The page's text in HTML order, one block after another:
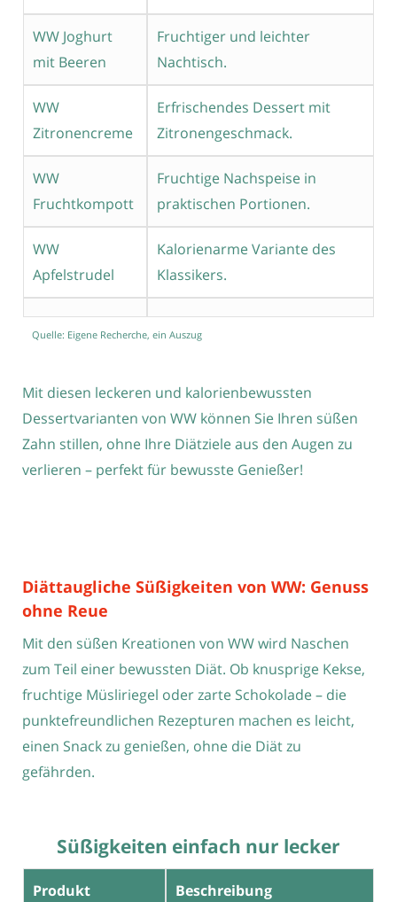
WW Joghurt
mit Beeren
Fruchtiger und leichter
Nachtisch.
WW
Zitronencreme
Erfrischendes Dessert mit
Zitronengeschmack.
WW
Fruchtkompott
Fruchtige Nachspeise in
praktischen Portionen.
WW
Apfelstrudel
Kalorienarme Variante des
Klassikers.
Quelle: Eigene Recherche, ein Auszug
Mit diesen leckeren und kalorienbewussten
Dessertvarianten von WW können Sie Ihren süßen
Zahn stillen, ohne Ihre Diätziele aus den Augen zu
verlieren – perfekt für bewusste Genießer!
Diättaugliche Süßigkeiten von WW: Genuss
ohne Reue
Mit den süßen Kreationen von WW wird Naschen
zum Teil einer bewussten Diät. Ob knusprige Kekse,
fruchtige Müsliriegel oder zarte Schokolade – die
punktefreundlichen Rezepturen machen es leicht,
einen Snack zu genießen, ohne die Diät zu
gefährden.
Süßigkeiten einfach nur lecker
Produkt Beschreibung